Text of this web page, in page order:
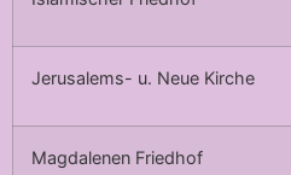
Jerusalems- u. Neue Kirche
Magdalenen Friedhof